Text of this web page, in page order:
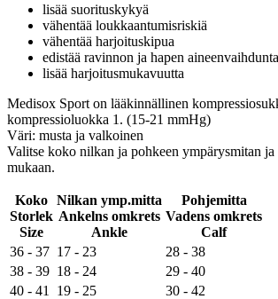
lisää suorituskykyä
vähentää loukkaantumisriskiä
vähentää harjoituskipua
edistää ravinnon ja hapen
lisää harjoitusmukavuutta
Medisox Sport on lääkinnällinen
kompressioluokka 1. (15-21 mmHg)
Väri: musta ja valkoinen
Valitse koko nilkan ja pohkeen ympärysmitan
mukaan.
Koko
Storlek
Size
Nilkan ymp.mitta
Ankelns omkrets
Ankle
Pohjemitta
Vadens omkrets
Calf
36 - 37 17 - 23
28 - 38
38 - 39 18 - 24
29 - 40
40 - 41
19 - 25
30 - 42